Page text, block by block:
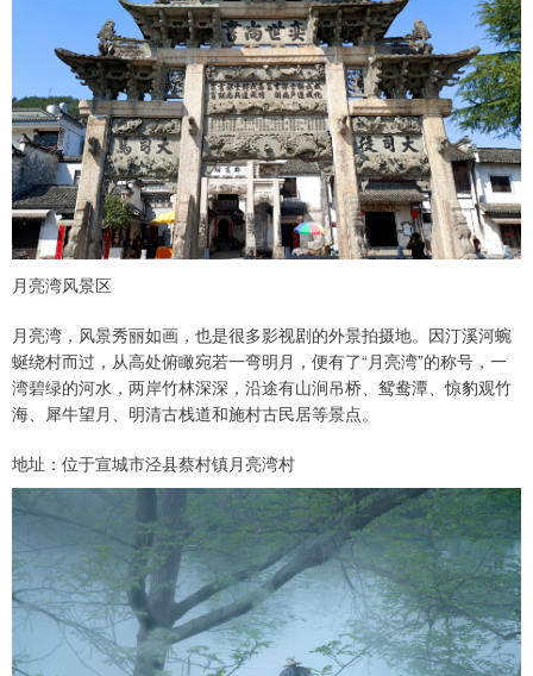
月亮湾风景区
月亮湾，风景秀丽如画，也是很多影视剧的外景拍摄地。因汀溪河蜿
蜒绕村而过，从高处俯瞰宛若一弯明月，便有了“月亮湾”的称号，一
湾碧绿的河水，两岸竹林深深，沿途有山涧吊桥、鸳鸯潭、惊豹观竹
海、犀牛望月、明清古栈道和施村古民居等景点。
地址：位于宣城市泾县蔡村镇月亮湾村